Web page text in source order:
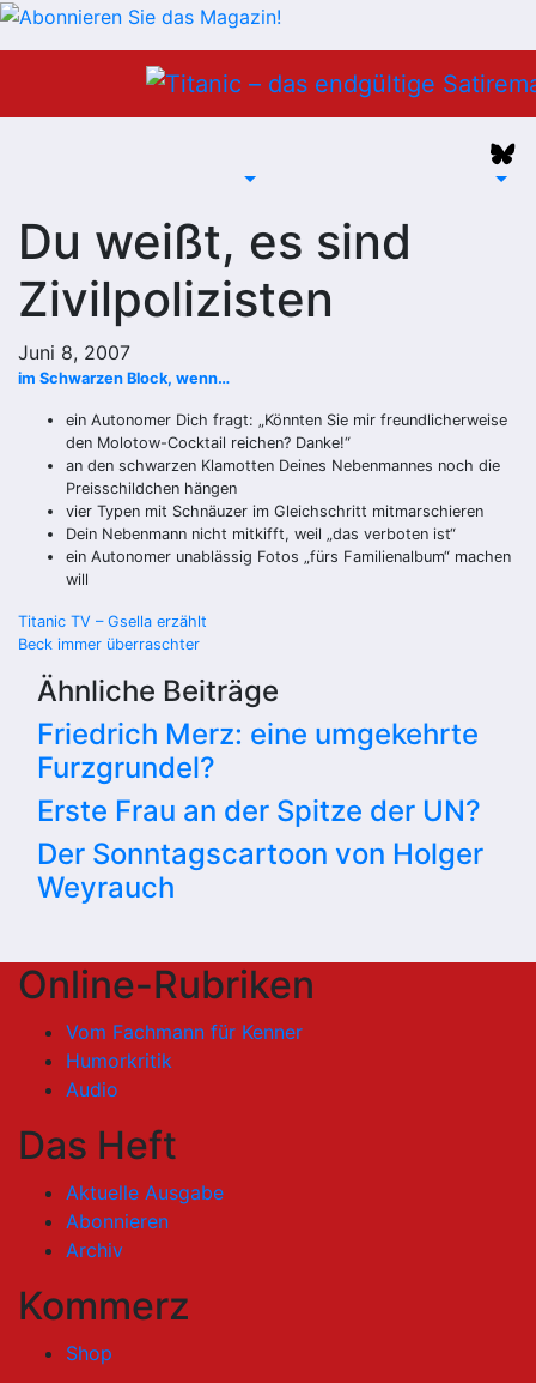
Du weißt, es sind
Zivilpolizisten
Juni 8, 2007
im Schwarzen Block, wenn…
ein Autonomer Dich fragt: „Könnten Sie mir freundlicherweise
den Molotow-Cocktail reichen? Danke!“
an den schwarzen Klamotten Deines Nebenmannes noch die
Preisschildchen hängen
vier Typen mit Schnäuzer im Gleichschritt mitmarschieren
Dein Nebenmann nicht mitkifft, weil „das verboten ist“
ein Autonomer unablässig Fotos „fürs Familienalbum“ machen
will
Beitragsnavigation
Titanic TV – Gsella erzählt
Beck immer überraschter
Ähnliche Beiträge
Friedrich Merz: eine umgekehrte
Furzgrundel?
Erste Frau an der Spitze der UN?
Der Sonntagscartoon von Holger
Weyrauch
Online-Rubriken
Vom Fachmann für Kenner
Humorkritik
Audio
Das Heft
Aktuelle Ausgabe
Abonnieren
Archiv
Kommerz
Shop